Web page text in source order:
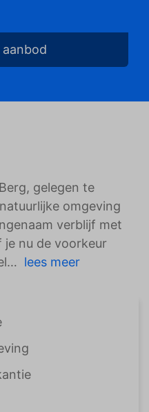
gelegen te
omgeving
verblijf met
je nu de voorkeur
lees meer